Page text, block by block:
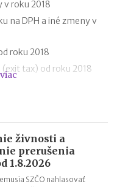
v roku 2018
na DPH a iné zmeny v
roku 2018
tax) od roku 2018
od roku 2018
porastie od 1.1.2018
verejné zoznamy
živnosti a
prerušenia
1.8.2026
SZČO nahlasovať